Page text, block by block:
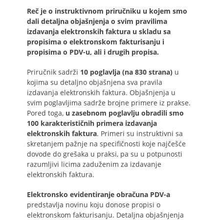
Reč je o instruktivnom priručniku u kojem smo
dali detaljna objašnjenja o svim pravilima
izdavanja elektronskih faktura u skladu sa
propisima o elektronskom fakturisanju i
propisima o PDV-u, ali i drugih propisa.
Priručnik sadrži 10 poglavlja (na 830 strana) u
kojima su detaljno objašnjena sva pravila
izdavanja elektronskih faktura. Objašnjenja u
svim poglavljima sadrže brojne primere iz prakse.
Pored toga, u zasebnom poglavlju obradili smo
100 karakterističnih primera izdavanja
elektronskih faktura. Primeri su instruktivni sa
skretanjem pažnje na specifičnosti koje najčešće
dovode do grešaka u praksi, pa su u potpunosti
razumljivi licima zaduženim za izdavanje
elektronskih faktura.
Elektronsko evidentiranje obračuna PDV-a
predstavlja novinu koju donose propisi o
elektronskom fakturisanju. Detaljna objašnjenja